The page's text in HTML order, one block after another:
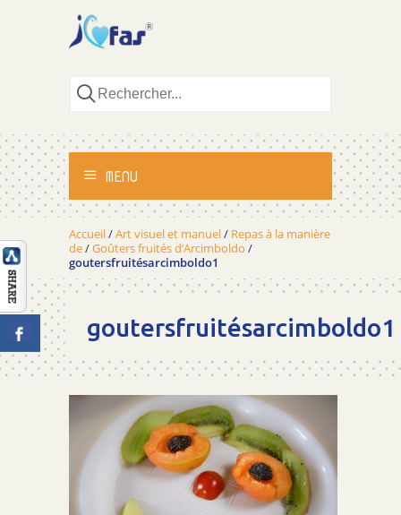
MENU
ACCUEIL
ACTIVITÉS
MÉTHODOLOGIE
TÉMOIGNAGES
CONTACT
Accueil/Art visuel et manuel/ Repas à la manière
de/Goûters fruités d’Arcimboldo /
goutersfruitésarcimboldo1
goutersfruitésarcimboldo1